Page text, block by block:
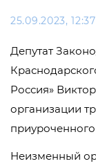
25.09.2023, 12:37
Депутат
Россия»
организации
Неизменный